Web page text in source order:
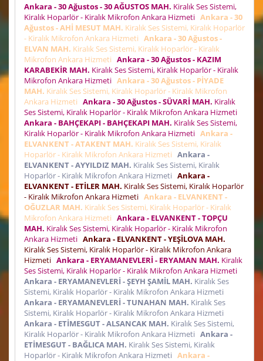
Ankara - 30 Ağustos - 30 AĞUSTOS MAH. Kiralık Ses Sistemi,
Kiralık Hoparlör - Kiralık Mikrofon Ankara Hizmeti Ankara - 30
Ağustos - AHİ MESUT MAH. Kiralık Ses Sistemi, Kiralık Hoparlör
- Kiralık Mikrofon Ankara Hizmeti Ankara - 30 Ağustos -
ELVAN MAH. Kiralık Ses Sistemi, Kiralık Hoparlör - Kiralık
Mikrofon Ankara Hizmeti Ankara - 30 Ağustos - KAZIM
KARABEKİR MAH. Kiralık Ses Sistemi, Kiralık Hoparlör - Kiralık
Mikrofon Ankara Hizmeti Ankara - 30 Ağustos - PİYADE
MAH. Kiralık Ses Sistemi, Kiralık Hoparlör - Kiralık Mikrofon
Ankara Hizmeti Ankara - 30 Ağustos - SÜVARİ MAH. Kiralık
Ses Sistemi, Kiralık Hoparlör - Kiralık Mikrofon Ankara Hizmeti
Ankara - BAHÇEKAPI - BAHÇEKAPI MAH. Kiralık Ses Sistemi,
Kiralık Hoparlör - Kiralık Mikrofon Ankara Hizmeti Ankara -
ELVANKENT - ATAKENT MAH. Kiralık Ses Sistemi, Kiralık
Hoparlör - Kiralık Mikrofon Ankara Hizmeti Ankara -
ELVANKENT - AYYILDIZ MAH. Kiralık Ses Sistemi, Kiralık
Hoparlör - Kiralık Mikrofon Ankara Hizmeti Ankara -
ELVANKENT - ETİLER MAH. Kiralık Ses Sistemi, Kiralık Hoparlör
- Kiralık Mikrofon Ankara Hizmeti Ankara - ELVANKENT -
OĞUZLAR MAH. Kiralık Ses Sistemi, Kiralık Hoparlör - Kiralık
Mikrofon Ankara Hizmeti Ankara - ELVANKENT - TOPÇU
MAH. Kiralık Ses Sistemi, Kiralık Hoparlör - Kiralık Mikrofon
Ankara Hizmeti Ankara - ELVANKENT - YEŞİLOVA MAH.
Kiralık Ses Sistemi, Kiralık Hoparlör - Kiralık Mikrofon Ankara
Hizmeti Ankara - ERYAMANEVLERİ - ERYAMAN MAH. Kiralık
Ses Sistemi, Kiralık Hoparlör - Kiralık Mikrofon Ankara Hizmeti
Ankara - ERYAMANEVLERİ - ŞEYH ŞAMİL MAH. Kiralık Ses
Sistemi, Kiralık Hoparlör - Kiralık Mikrofon Ankara Hizmeti
Ankara - ERYAMANEVLERİ - TUNAHAN MAH. Kiralık Ses
Sistemi, Kiralık Hoparlör - Kiralık Mikrofon Ankara Hizmeti
Ankara - ETİMESGUT - ALSANCAK MAH. Kiralık Ses Sistemi,
Kiralık Hoparlör - Kiralık Mikrofon Ankara Hizmeti Ankara -
ETİMESGUT - BAĞLICA MAH. Kiralık Ses Sistemi, Kiralık
Hoparlör - Kiralık Mikrofon Ankara Hizmeti Ankara -